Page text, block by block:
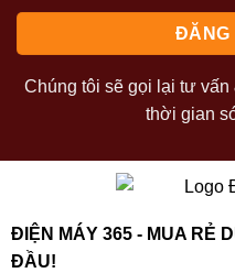
Chúng tôi sẽ gọi lại tư
thời gian
ĐIỆN MÁY 365 - MUA RẺ
ĐẦU!